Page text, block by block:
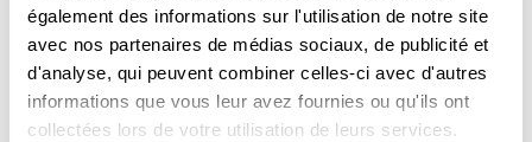
également des informations sur l'utilisation de notre site
avec nos partenaires de médias sociaux, de publicité et
d'analyse, qui peuvent combiner celles-ci avec d'autres
informations que vous leur avez fournies ou qu'ils ont
collectées lors de votre utilisation de leurs services.
Revoir la messe du 02 août 2026
TOUS NOS PROGRAMMES